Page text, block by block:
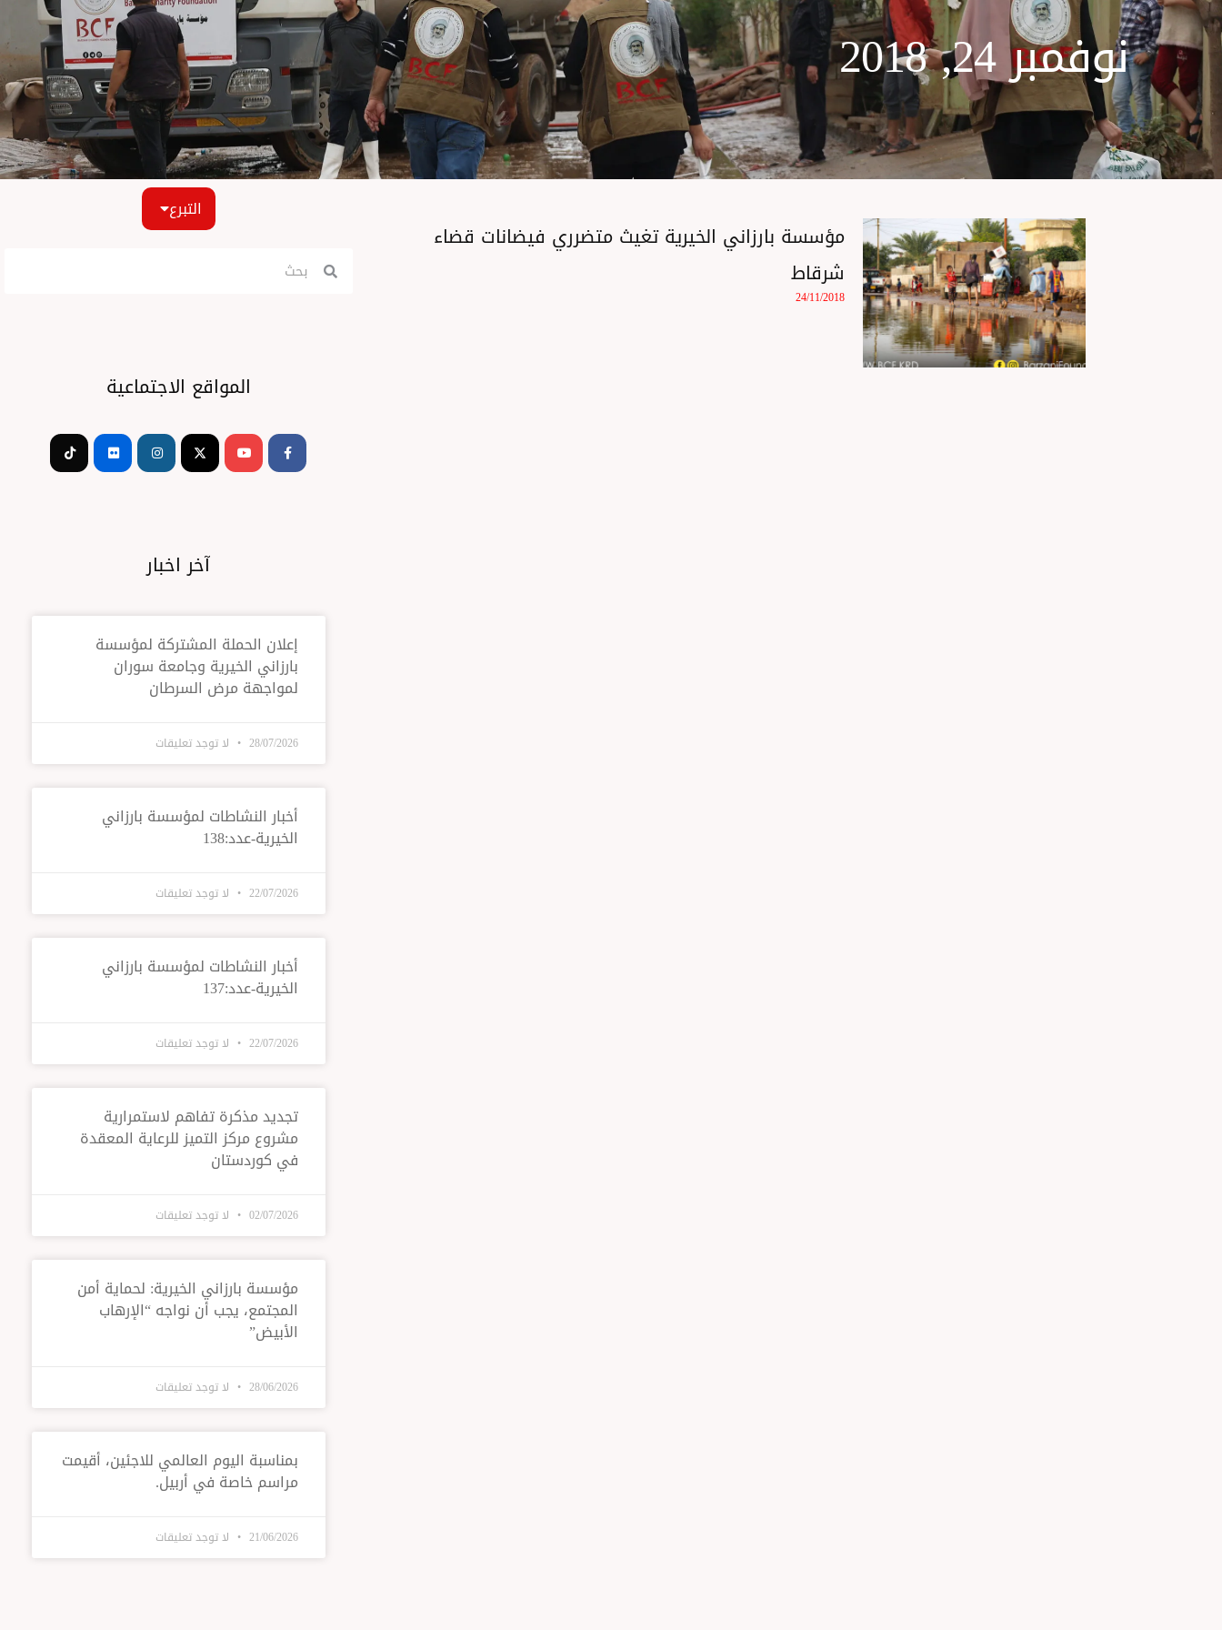
نوفمبر 24, 2018
مؤسسة بارزاني الخيرية تغيث متضرري فيضانات قضاء
شرقاط
24/11/2018
التبرع
المواقع الاجتماعية
f
آخر اخبار
إعلان الحملة المشتركة لمؤسسة
بارزاني الخيرية وجامعة سوران
لمواجهة مرض السرطان
28/07/2026 لا توجد تعليقات
أخبار النشاطات لمؤسسة بارزاني
الخيرية-عدد:138
22/07/2026 لا توجد تعليقات
أخبار النشاطات لمؤسسة بارزاني
الخيرية-عدد:137
22/07/2026 لا توجد تعليقات
تجديد مذكرة تفاهم لاستمرارية
مشروع مركز التميز للرعاية المعقدة
في كوردستان
02/07/2026 لا توجد تعليقات
مؤسسة بارزاني الخيرية: لحماية أمن
المجتمع، يجب أن نواجه “الإرهاب
الأبيض”
28/06/2026 لا توجد تعليقات
بمناسبة اليوم العالمي للاجئين، أقيمت
مراسم خاصة في أربيل.
21/06/2026 لا توجد تعليقات